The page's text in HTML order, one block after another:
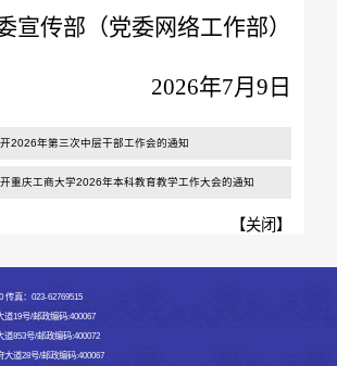
宣传部（党委网络工作部）
2026年7月9日
2026年第三次中层干部工作会的通知
重庆工商大学2026年本科教育教学工作大会的通知
【关闭】
传真：023-62769515
19号/邮政编码:400067
853号/邮政编码:400072
道28号/邮政编码:400067